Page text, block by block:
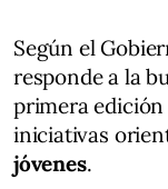
Según el
responde a la
primera edición
iniciativas
jóvenes.